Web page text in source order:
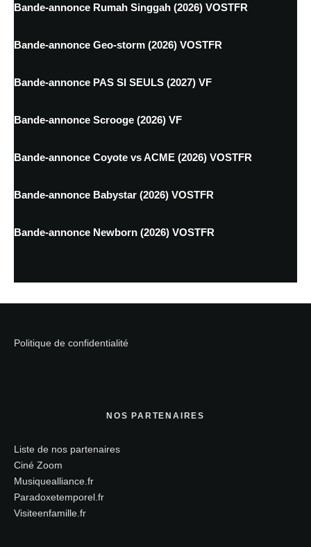
Bande-annonce Rumah Singgah (2026) VOSTFR
Bande-annonce Geo-storm (2026) VOSTFR
Bande-annonce PAS SI SEULS (2027) VF
Bande-annonce Scrooge (2026) VF
Bande-annonce Coyote vs ACME (2026) VOSTFR
Bande-annonce Babystar (2026) VOSTFR
Bande-annonce Newborn (2026) VOSTFR
Politique de confidentialité
NOS PARTENAIRES
Liste de nos partenaires
Ciné Zoom
Musiquealliance.fr
Paradoxetemporel.fr
Visiteenfamille.fr